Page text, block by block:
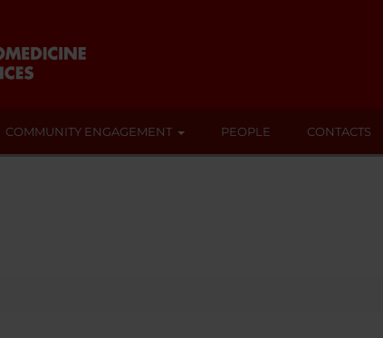
COMMUNITY ENGAGEMENT PEOPLE CONTACTS